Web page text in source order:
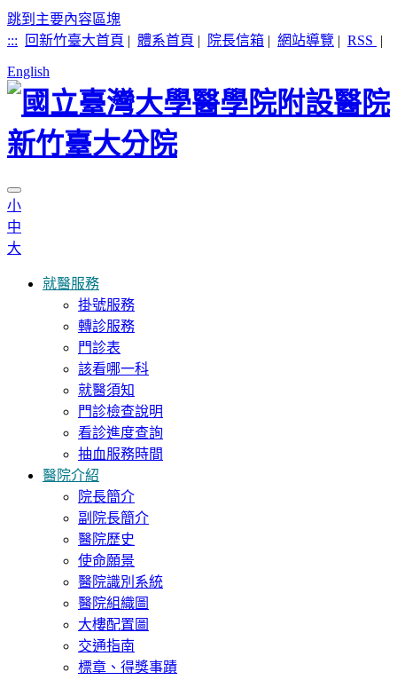
跳到主要內容區塊
:::
回新竹臺大首頁 | 體系首頁 | 院長信箱 | 網站導覽 | RSS |
English
小
中
大
就醫服務
掛號服務
轉診服務
門診表
該看哪一科
就醫須知
門診檢查說明
看診進度查詢
抽血服務時間
醫院介紹
院長簡介
副院長簡介
醫院歷史
使命願景
醫院識別系統
醫院組織圖
大樓配置圖
交通指南
標章、得獎事蹟